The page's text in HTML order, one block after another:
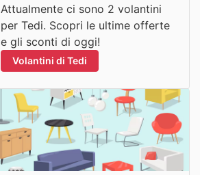
Attualmente ci sono 2 volantini
per Tedi. Scopri le ultime offerte
e gli sconti di oggi!
Volantini di Tedi